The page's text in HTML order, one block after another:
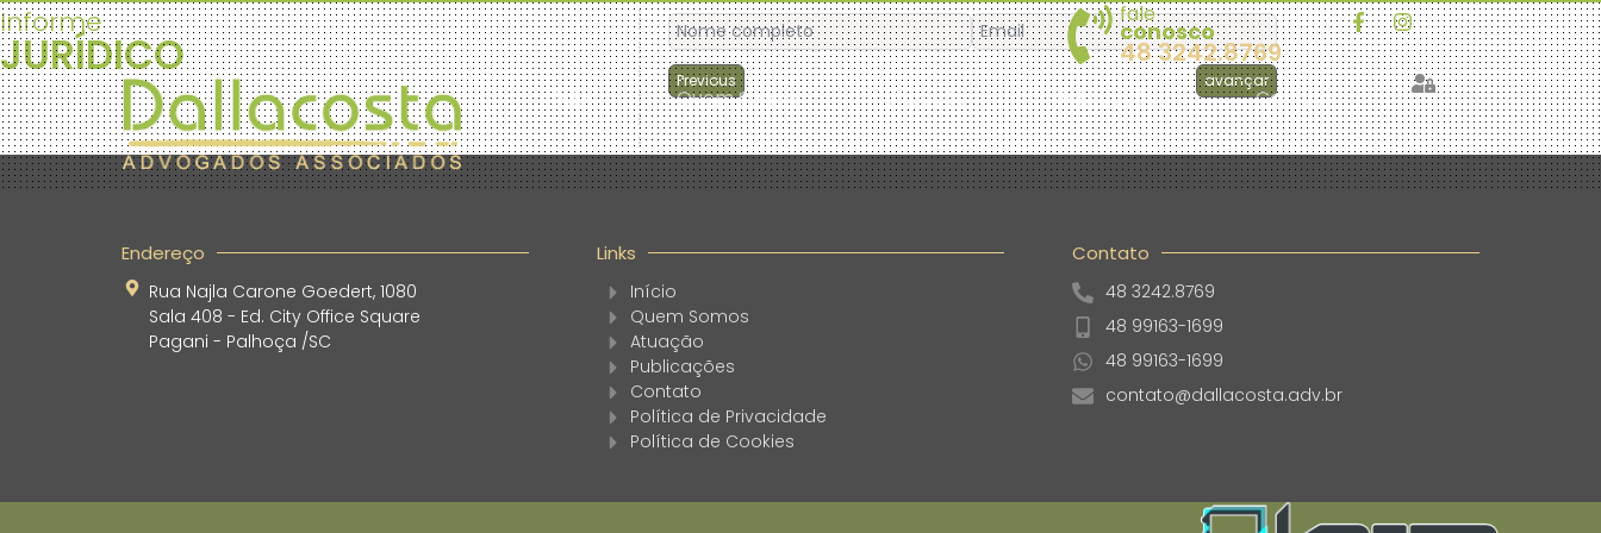
fale
conosco
48 3242.8769
Início Quem Somos Atuação Publicações Contato
Informe
JURÍDICO Previous avançar
Endereço
Rua Najla Carone Goedert, 1080
Sala 408 - Ed. City Office Square
Pagani - Palhoça /SC
Links
Início
Quem Somos
Atuação
Publicações
Contato
Política de Privacidade
Política de Cookies
Contato
48 3242.8769
48 99163-1699
48 99163-1699
contato@dallacosta.adv.br